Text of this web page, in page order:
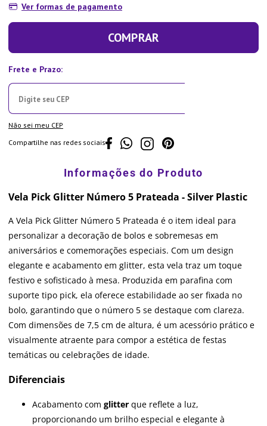
Ver formas de pagamento
COMPRAR
Não sei meu CEP
Compartilhe nas redes sociais
Vela Pick Glitter Número 5 Prateada - Silver Plastic
A Vela Pick Glitter Número 5 Prateada é o item ideal para
personalizar a decoração de bolos e sobremesas em
aniversários e comemorações especiais. Com um design
elegante e acabamento em glitter, esta vela traz um toque
festivo e sofisticado à mesa. Produzida em parafina com
suporte tipo pick, ela oferece estabilidade ao ser fixada no
bolo, garantindo que o número 5 se destaque com clareza.
Com dimensões de 7,5 cm de altura, é um acessório prático e
visualmente atraente para compor a estética de festas
temáticas ou celebrações de idade.
Diferenciais
Acabamento com glitter que reflete a luz,
proporcionando um brilho especial e elegante à